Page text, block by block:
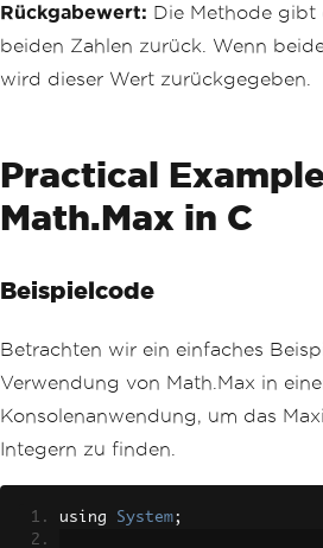
Rückgabewert: Die Methode gibt
beiden Zahlen zurück. Wenn
wird dieser Wert zurückgegeben.
Practical
Math.Max in C
Beispielcode
Betrachten wir ein einfaches
Verwendung von Math.Max in
Konsolenanwendung, um das
Integern zu finden.
using System;